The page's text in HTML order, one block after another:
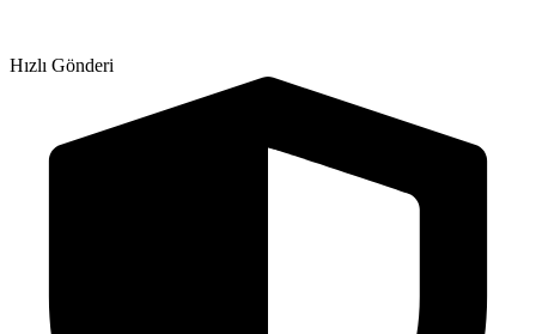
Hızlı Gönderi